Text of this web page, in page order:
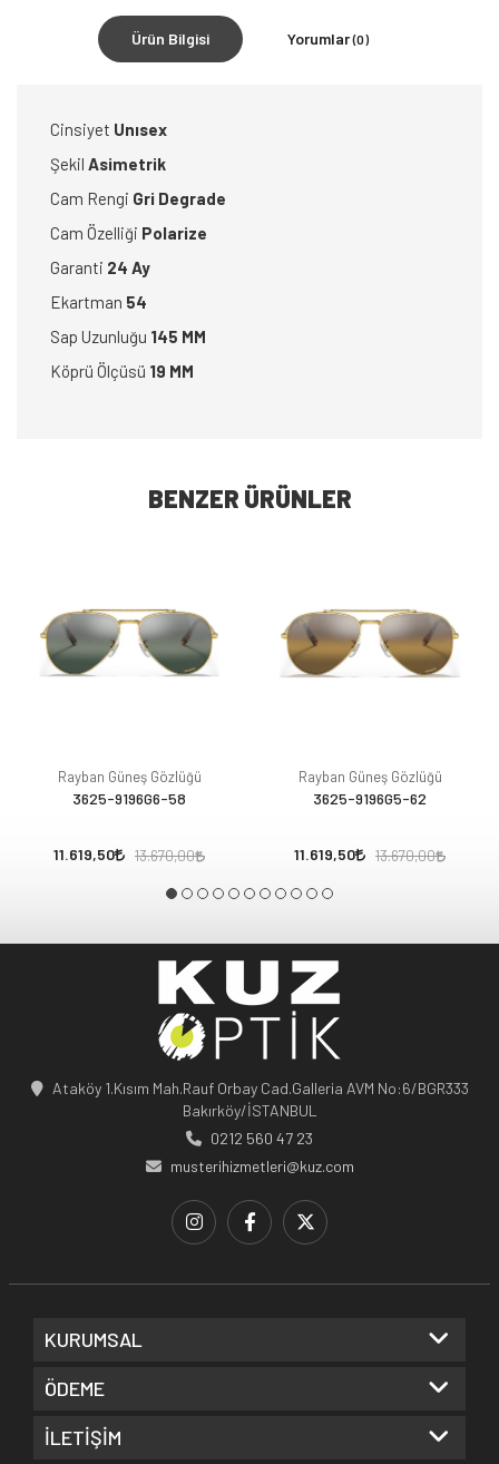
Ürün Bilgisi Yorumlar(0)
Cinsiyet Unısex
Şekil Asimetrik
Cam Rengi Gri Degrade
Cam Özelliği Polarize
Garanti 24 Ay
Ekartman 54
Sap Uzunluğu 145 MM
Köprü Ölçüsü 19 MM
BENZER ÜRÜNLER
Rayban Güneş Gözlüğü
3625-9196G6-58
11.619,50 13.670,00
Rayban Güneş Gözlüğü
3625-9196G5-62
11.619,50 13.670,00
Ataköy 1.Kısım Mah.Rauf Orbay Cad.Galleria AVM No:6/BGR333
Bakırköy/İSTANBUL
0212 560 47 23
musterihizmetleri@kuz.com
KURUMSAL
ÖDEME
İLETİŞİM